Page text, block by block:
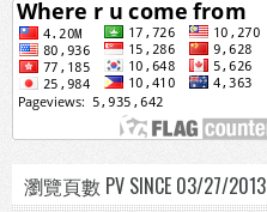
瀏覽頁數 PV SINCE 03/27/2013